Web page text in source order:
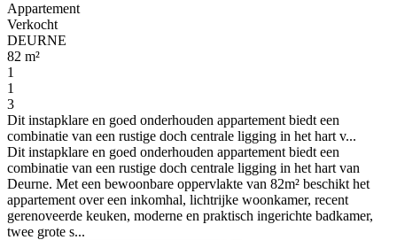
Appartement
Verkocht
DEURNE
82 m²
1
1
3
Dit instapklare en goed onderhouden appartement biedt een
combinatie van een rustige doch centrale ligging in het hart v...
Dit instapklare en goed onderhouden appartement biedt een
combinatie van een rustige doch centrale ligging in het hart van
Deurne. Met een bewoonbare oppervlakte van 82m² beschikt het
appartement over een inkomhal, lichtrijke woonkamer, recent
gerenoveerde keuken, moderne en praktisch ingerichte badkamer,
twee grote s...